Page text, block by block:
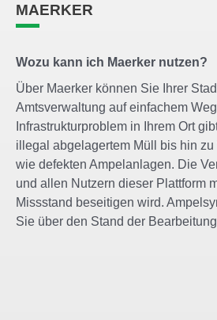
MAERKER
Wozu kann ich Maerker nutzen?
Über Maerker können Sie Ihrer
Amtsverwaltung auf einfachem
Infrastrukturproblem in Ihrem Ort
illegal abgelagertem Müll bis hin
wie defekten Ampelanlagen. Die
und allen Nutzern dieser Plattform
Missstand beseitigen wird.
Sie über den Stand der